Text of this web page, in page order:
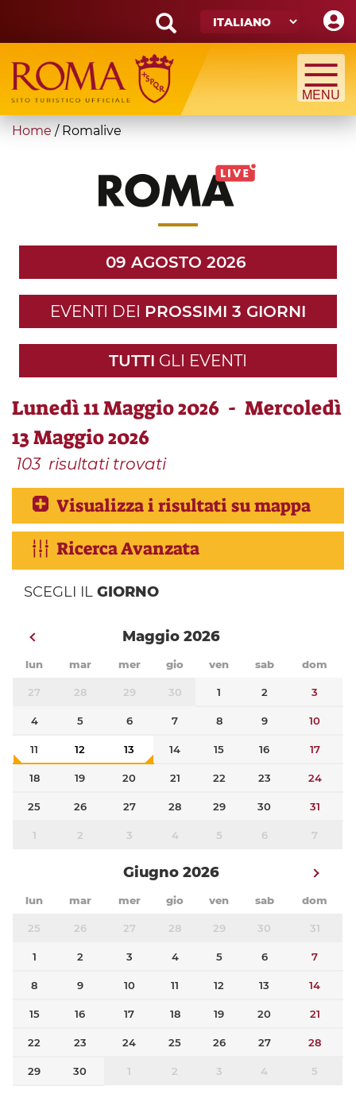
main
content
Search
form
Cerca
You
Home / Romalive
09 AGOSTO 2026
EVENTI DEI PROSSIMI 3 GIORNI
TUTTI GLI EVENTI
Lunedì 11 Maggio 2026 - Mercoledì
13 Maggio 2026
103 risultati trovati
Visualizza i risultati su mappa
Ricerca Avanzata
SCEGLI IL GIORNO
Maggio 2026
lun mar mer gio ven sab dom
27 28 29 30 1 2 3
4 5 6 7 8 9 10
11 12 13 14 15 16 17
18 19 20 21 22 23 24
25 26 27 28 29 30 31
1 2 3 4 5 6 7
Giugno 2026
lun mar mer gio ven sab dom
25 26 27 28 29 30 31
1 2 3 4 5 6 7
8 9 10 11 12 13 14
15 16 17 18 19 20 21
22 23 24 25 26 27 28
29 30 1 2 3 4 5